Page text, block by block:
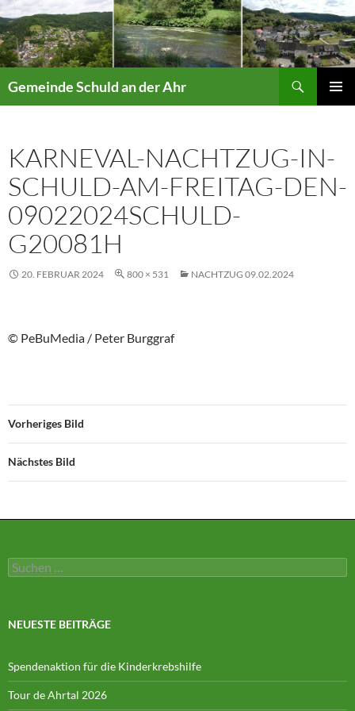
Gemeinde Schuld an der Ahr
KARNEVAL-NACHTZUG-IN-
SCHULD-AM-FREITAG-DEN-
09022024SCHULD-
G20081H
20. FEBRUAR 2024 800 × 531 NACHTZUG 09.02.2024
© PeBuMedia / Peter Burggraf
Vorheriges Bild
Nächstes Bild
Suchen
nach:
NEUESTE BEITRÄGE
Spendenaktion für die Kinderkrebshilfe
Tour de Ahrtal 2026